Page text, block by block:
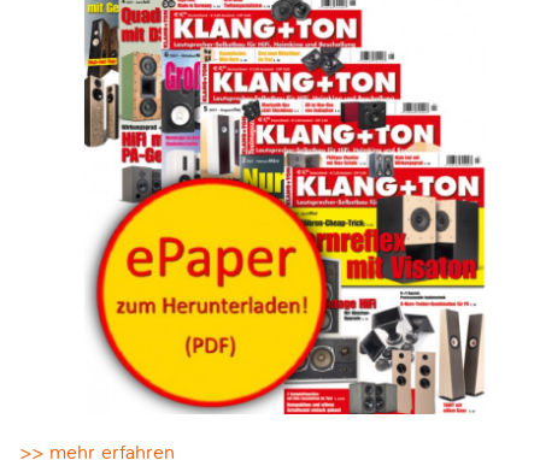
>> mehr erfahren